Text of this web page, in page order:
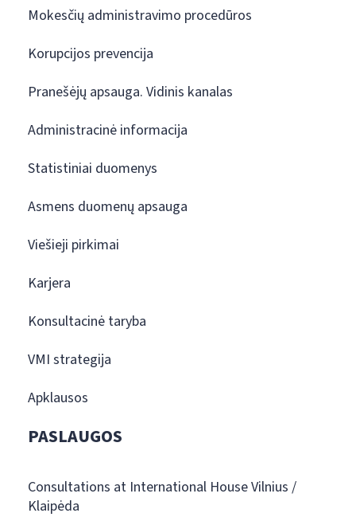
Mokesčių administravimo procedūros
Korupcijos prevencija
Pranešėjų apsauga. Vidinis kanalas
Administracinė informacija
Statistiniai duomenys
Asmens duomenų apsauga
Viešieji pirkimai
Karjera
Konsultacinė taryba
VMI strategija
Apklausos
PASLAUGOS
Consultations at International House Vilnius /
Klaipėda